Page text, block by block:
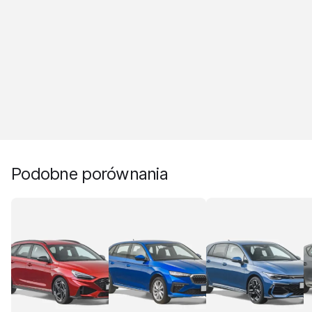
Podobne porównania